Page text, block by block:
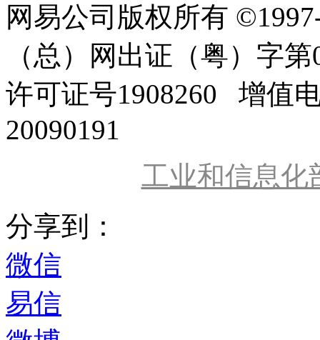
网易公司版权所有
（总）网出证（粤）字
许可证号1908260 增值
20090191
工业和信息化
分享到：
微信
易信